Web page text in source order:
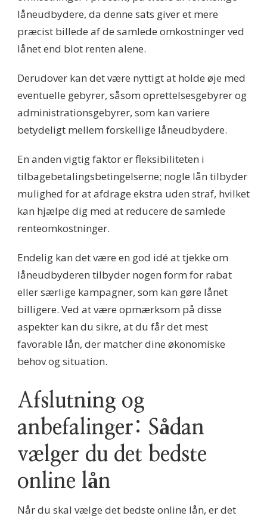
låneudbydere, da denne sats giver et mere
præcist billede af de samlede omkostninger ved
lånet end blot renten alene.
Derudover kan det være nyttigt at holde øje med
eventuelle gebyrer, såsom oprettelsesgebyrer og
administrationsgebyrer, som kan variere
betydeligt mellem forskellige låneudbydere.
En anden vigtig faktor er fleksibiliteten i
tilbagebetalingsbetingelserne; nogle lån tilbyder
mulighed for at afdrage ekstra uden straf, hvilket
kan hjælpe dig med at reducere de samlede
renteomkostninger.
Endelig kan det være en god idé at tjekke om
låneudbyderen tilbyder nogen form for rabat
eller særlige kampagner, som kan gøre lånet
billigere. Ved at være opmærksom på disse
aspekter kan du sikre, at du får det mest
favorable lån, der matcher dine økonomiske
behov og situation.
Afslutning og
anbefalinger: Sådan
vælger du det bedste
online lån
Når du skal vælge det bedste online lån, er det